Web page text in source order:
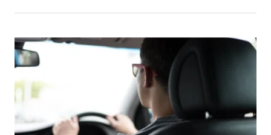
site dans le navigateur pour mon prochain
Submit Comment